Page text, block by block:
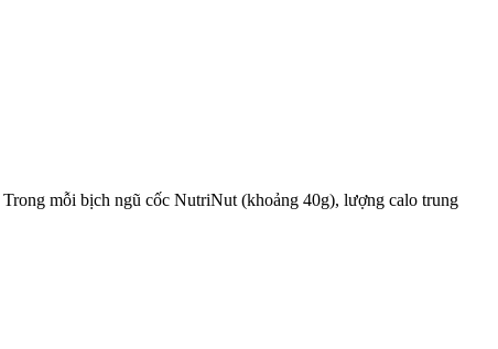
mỗi bịch ngũ cốc NutriNut (khoảng 40g), lượng calo trung